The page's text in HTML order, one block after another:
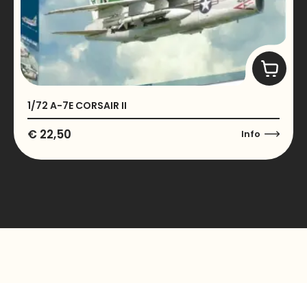
1/72 A-7E CORSAIR II
€ 22,50 Info